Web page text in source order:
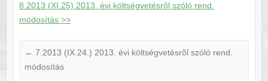
8.2013 (XI.25) 2013. évi költségvetésrõl szóló rend.
módosítás >>
← 7.2013 (IX.24.) 2013. évi költségvetésrõl szóló rend.
módosítás